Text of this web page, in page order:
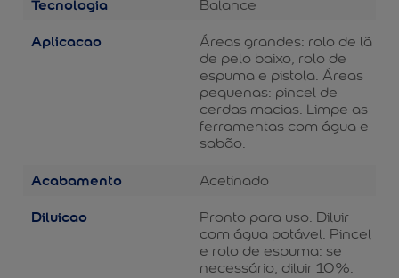
Balance
Aplicacao
Áreas grandes: rolo de lã
de pelo baixo, rolo de
espuma e pistola. Áreas
pequenas: pincel de
cerdas macias. Limpe as
ferramentas com água e
sabão.
Acabamento Acetinado
Diluicao
Pronto para uso. Diluir
com água potável. Pincel
e rolo de espuma: se
necessário, diluir 10%.